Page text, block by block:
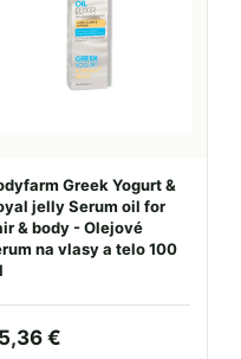
Greek Yogurt &
jelly Serum oil for
& body - Olejové
na vlasy a telo 100
€